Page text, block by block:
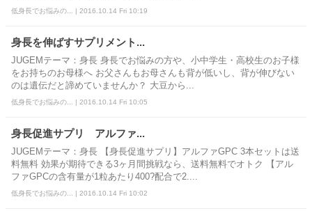
低身長でお悩みの... | 2016.10.14 Fri 10:19
身長を伸ばすサプリメント...
JUGEMテーマ：身長 身長でお悩みの方や、小中学生・高校生のお子様
をお持ちのお母様へ お父さんもお母さんも背が低いし、背が伸びない
のは遺伝だと諦めていませんか？ 大豆から...
低身長でお悩みの... | 2016.10.14 Fri 10:05
身長促進サプリ アルファ...
JUGEMテーマ：身長 【身長促進サプリ】アルファGPC 3本セットは送
料無料 効果が期待できる3ヶ月間挑戦なら、送料無料でオトク 【アル
ファGPCの含有量が1粒あたり400?配合で2....
低身長でお悩みの... | 2016.10.14 Fri 10:02